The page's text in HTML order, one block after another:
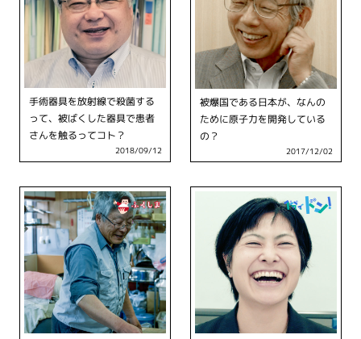
手術器具を放射線で殺菌する
って、被ばくした器具で患者
さんを触るってコト？
2018/09/12
被爆国である日本が、なんの
ために原子力を開発している
の？
2017/12/02